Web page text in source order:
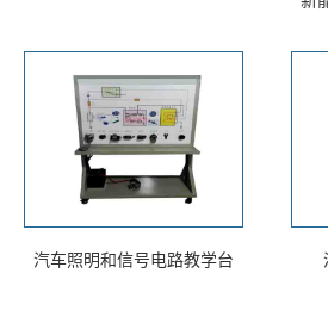
汽车照明和信号电路教学台